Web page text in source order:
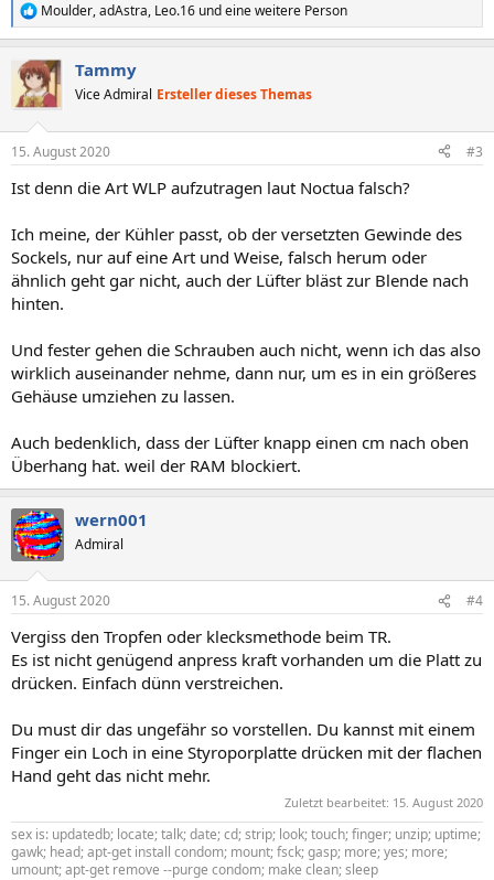
R
e
k
t
i
e
:
Moulder,adAstra, Leo.16 und eine weitere Person
Tammy
Vice Admiral Ersteller dieses Themas
15. August 2020 #3
Ist denn die Art WLP aufzutragen laut Noctua falsch?
Ich meine, der Kühler passt, ob der versetzten Gewinde des
Sockels, nur auf eine Art und Weise, falsch herum oder
ähnlich geht gar nicht, auch der Lüfter bläst zur Blende nach
hinten.
Und fester gehen die Schrauben auch nicht, wenn ich das also
wirklich auseinander nehme, dann nur, um es in ein größeres
Gehäuse umziehen zu lassen.
Auch bedenklich, dass der Lüfter knapp einen cm nach oben
Überhang hat. weil der RAM blockiert.
wern001
Admiral
15. August 2020 #4
Vergiss den Tropfen oder klecksmethode beim TR.
Es ist nicht genügend anpress kraft vorhanden um die Platt zu
drücken. Einfach dünn verstreichen.
Du must dir das ungefähr so vorstellen. Du kannst mit einem
Finger ein Loch in eine Styroporplatte drücken mit der flachen
Hand geht das nicht mehr.
Zuletzt bearbeitet: 15. August 2020
sex is: updatedb; locate; talk; date; cd; strip; look; touch; finger; unzip; uptime;
gawk; head; apt-get install condom; mount; fsck; gasp; more; yes; more;
umount; apt-get remove --purge condom; make clean; sleep